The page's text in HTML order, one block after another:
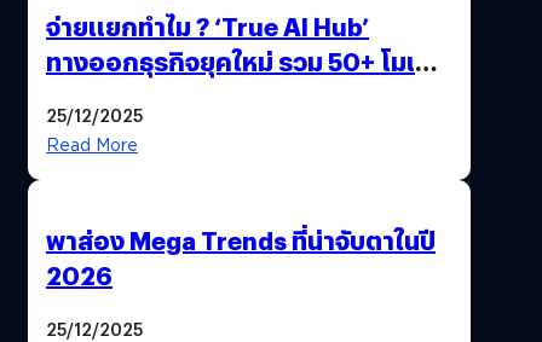
จ่ายแยกทำไม ? ‘True AI Hub’
ทางออกธุรกิจยุคใหม่ รวม 50+ โมเดล
25/12/2025
Read More
พาส่อง Mega Trends ที่น่าจับตาในปี
2026
25/12/2025